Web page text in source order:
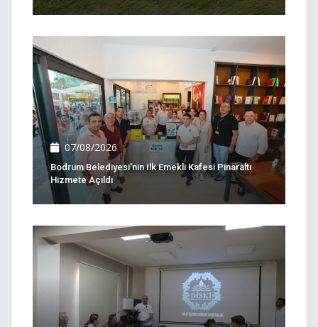
07/08/2026
Bodrum Belediyesi'nin Ilk Emekli Kafesi Pinaraltı
Hizmete Açıldı